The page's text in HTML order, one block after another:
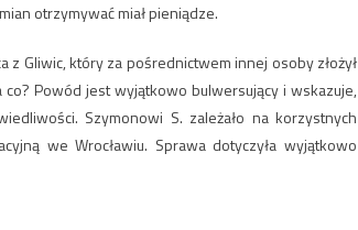
otrzymywać miał pieniądze.
Gliwic, który za pośrednictwem innej osoby złożył
co? Powód jest wyjątkowo bulwersujący i wskazuje,
Szymonowi S. zależało na korzystnych
we Wrocławiu. Sprawa dotyczyła wyjątkowo